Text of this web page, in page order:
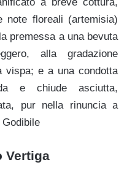
note floreali (artemisia)
premessa a una bevuta
alla gradazione
vispa; e a una condotta
e chiude asciutta,
pur nella rinuncia a
Vertiga